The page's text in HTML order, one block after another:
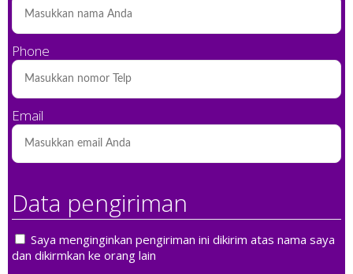
Phone
Email
Data pengiriman
Saya menginginkan pengiriman ini dikirim atas nama saya
dan dikirmkan ke orang lain